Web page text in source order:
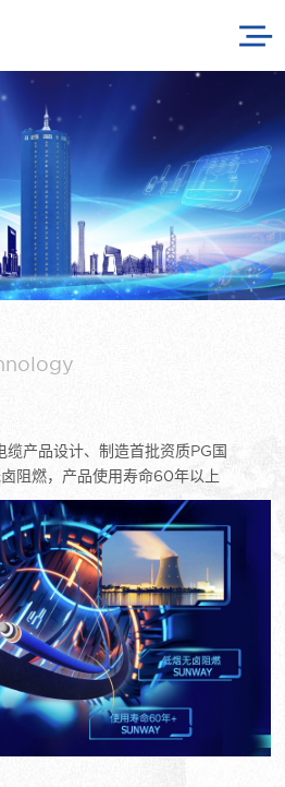
缆产品设计、制造首批资质PG国
阻燃，产品使用寿命60年以上